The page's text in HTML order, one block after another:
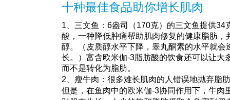
十种最佳食品助你增长肌肉
1、三文鱼：6盎司（170克）的三文鱼提供34
酸，一种降低肿痛帮助肌肉修复的健康脂肪，
醇。（皮质醇水平下降，睾丸酮素的水平就会
长。）富含欧米伽-3脂肪酸的饮食还可以让大
而不是转化为脂肪。
2、瘦牛肉：很多难长肌肉的人错误地抛弃脂
但是，在鱼肉中的欧米伽-3协同作用下，牛肉